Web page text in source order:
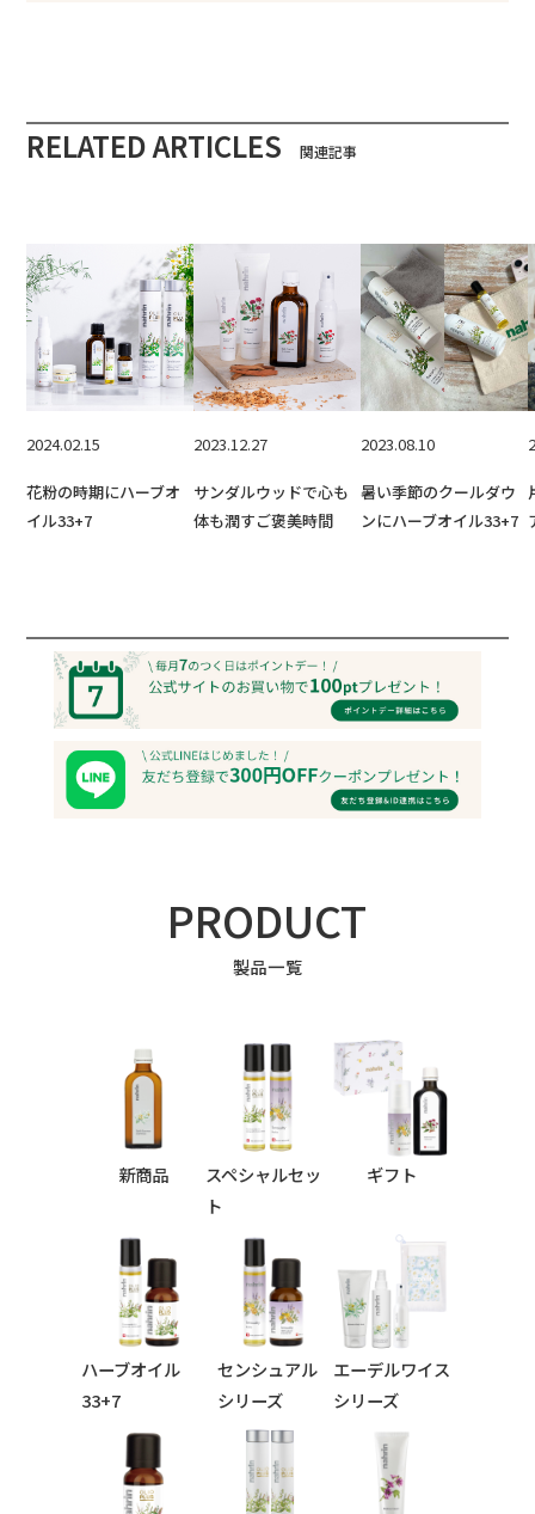
RELATED ARTICLES 関連記事
2024.02.15
花粉の時期にハーブオ
イル33+7
2023.12.27
サンダルウッドで心も
体も潤すご褒美時間
2023.08.10
暑い季節のクールダウ
ンにハーブオイル33+7
PRODUCT
製品一覧
新商品
スペシャルセッ
ト
ギフト
ハーブオイル
33+7
シリーズ
センシュアル
シリーズ
エーデルワイス
シリーズ